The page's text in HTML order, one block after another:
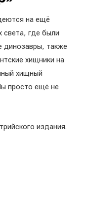
на ещё
света, где были
динозавры, также
хищники на
хищный
просто ещё не
издания.